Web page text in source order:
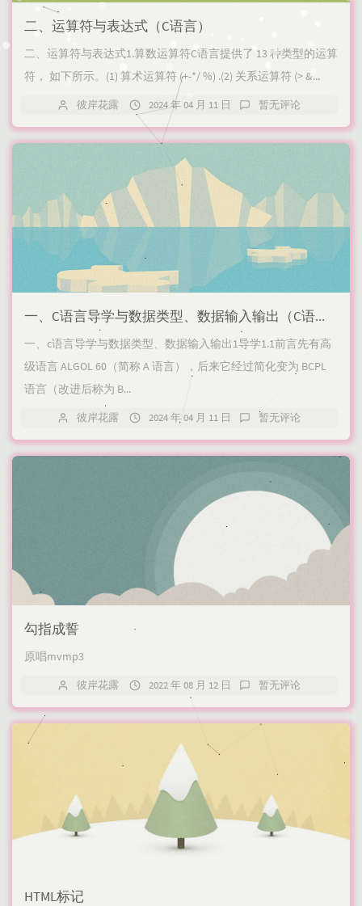
二、运算符与表达式（C语言）
二、运算符与表达式1.算数运算符C语言提供了 13 种类型的运算
符， 如下所示。(1) 算术运算符 (+-*/ %) .(2) 关系运算符 (> &...
彼岸花露 2024 年 04 月 11 日 暂无评论
一、C语言导学与数据类型、数据输入输出（C语言）
一、c语言导学与数据类型、数据输入输出1导学1.1前言先有高
级语言 ALGOL 60（简称 A 语言），后来它经过简化变为 BCPL
语言（改进后称为 B...
彼岸花露 2024 年 04 月 11 日 暂无评论
勾指成誓
原唱mvmp3
彼岸花露 2022 年 08 月 12 日 暂无评论
HTML标记